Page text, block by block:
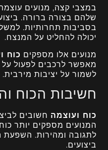
במצבי קצה, מנועים
שלהם בצורה ברורה.
בסביבות תחרותיות.
יכולה להחליט על המנצח.
מנועים אלו מספקים כוח
מאפשר לרכבים לפעול על
לשמור על יציבות מירבית.
חשיבות הכוח
כוח ועוצמה חשובים
המנועים מספקים יותר
לתגובה ומהירות.
ביצועים.